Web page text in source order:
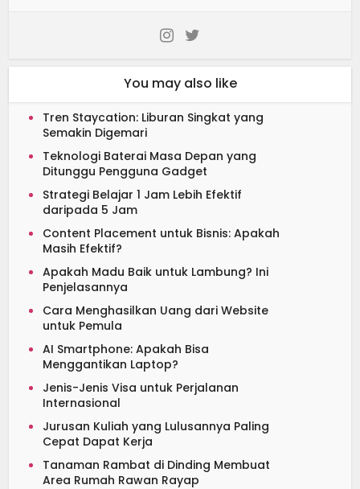
You may also like
Tren Staycation: Liburan Singkat yang
Semakin Digemari
Teknologi Baterai Masa Depan yang
Ditunggu Pengguna Gadget
Strategi Belajar 1 Jam Lebih Efektif
daripada 5 Jam
Content Placement untuk Bisnis: Apakah
Masih Efektif?
Apakah Madu Baik untuk Lambung? Ini
Penjelasannya
Cara Menghasilkan Uang dari Website
untuk Pemula
AI Smartphone: Apakah Bisa
Menggantikan Laptop?
Jenis-Jenis Visa untuk Perjalanan
Internasional
Jurusan Kuliah yang Lulusannya Paling
Cepat Dapat Kerja
Tanaman Rambat di Dinding Membuat
Area Rumah Rawan Rayap